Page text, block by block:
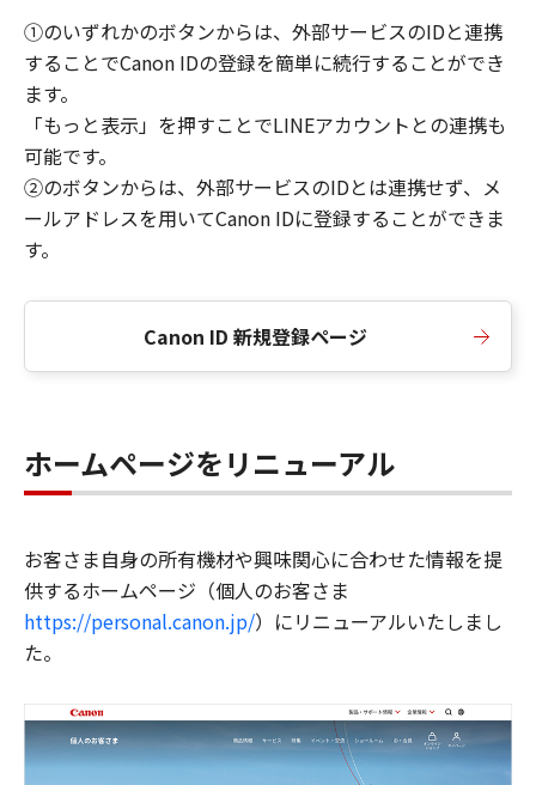
①のいずれかのボタンからは、外部サービスのIDと連携
することでCanon IDの登録を簡単に続行することができ
ます。
「もっと表示」を押すことでLINEアカウントとの連携も
可能です。
②のボタンからは、外部サービスのIDとは連携せず、メ
ールアドレスを用いてCanon IDに登録することができま
す。
Canon ID 新規登録ページ
ホームページをリニューアル
お客さま自身の所有機材や興味関心に合わせた情報を提
供するホームページ（個人のお客さま
https://personal.canon.jp/）にリニューアルいたしまし
た。